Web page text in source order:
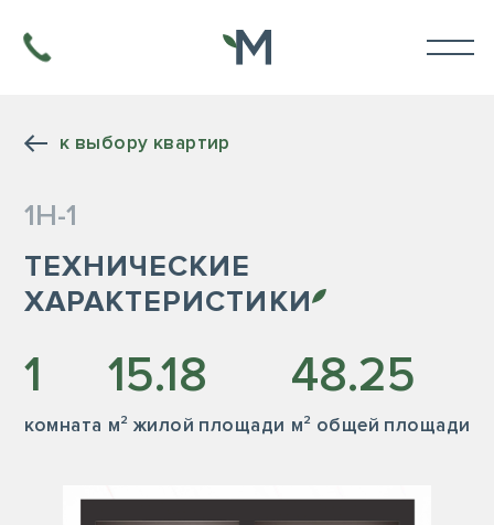
к выбору квартир
1Н-1
ТЕХНИЧЕСКИЕ
ХАРАКТЕРИСТИКИ
1
комната
15.18
м² жилой площади
48.25
м² общей площади